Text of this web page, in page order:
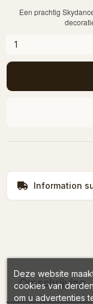
Een prachtig
Information
Omschrijving
Deze website
cookies van
om u advertenties